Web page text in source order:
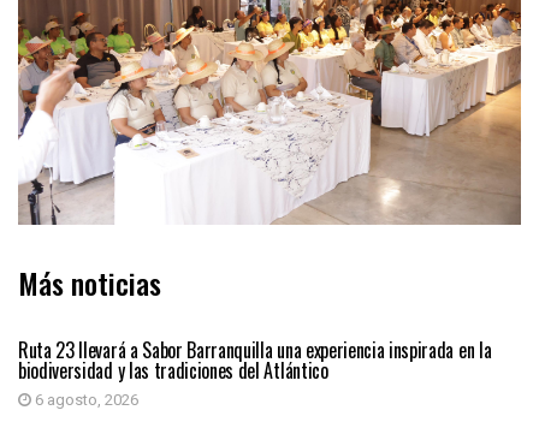
Más noticias
Ruta 23 llevará a Sabor Barranquilla una experiencia inspirada en la
biodiversidad y las tradiciones del Atlántico
6 agosto, 2026
ATLÁNTICO